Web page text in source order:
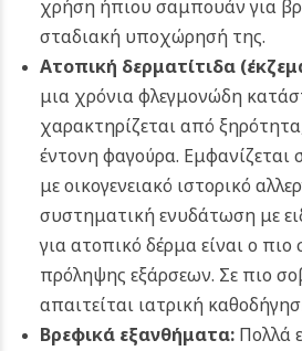
χρήση ήπιου σαμπουάν για
σταδιακή υποχώρησή της.
Ατοπική δερματίτιδα (
μια χρόνια φλεγμονώδη
χαρακτηρίζεται από
έντονη φαγούρα.
με οικογενειακό ιστορικό
συστηματική ενυδάτωση με
για ατοπικό δέρμα είναι ο
πρόληψης εξάρσεων. Σε πιο
απαιτείται ιατρική
Βρεφικά εξανθήματα:Πολλά